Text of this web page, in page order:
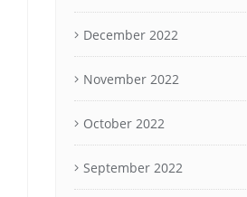
December 2022
November 2022
October 2022
September 2022